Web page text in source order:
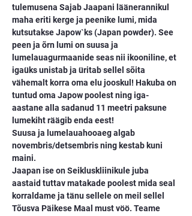
tulemusena Sajab Jaapani läänerannikul
maha eriti kerge ja peenike lumi, mida
kutsutakse Japow`ks (Japan powder). See
peen ja õrn lumi on suusa ja
lumelauagurmaanide seas nii ikooniline, et
igaüks unistab ja üritab sellel sõita
vähemalt korra oma elu jooskul! Hakuba on
tuntud oma Japow poolest ning iga-
aastane alla sadanud 11 meetri paksune
lumekiht räägib enda eest!
Suusa ja lumelauahooaeg algab
novembris/detsembris ning kestab kuni
maini.
Jaapan ise on Seikluskliinikule juba
aastaid tuttav matakade poolest mida seal
korraldame ja tänu sellele on meil sellel
Tõusva Päikese Maal must vöö. Teame